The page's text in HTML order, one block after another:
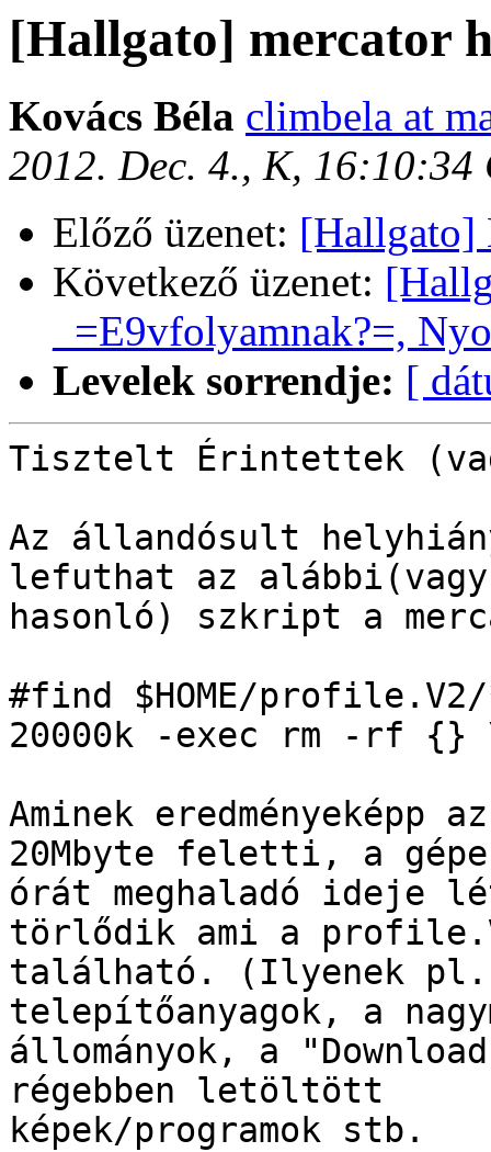
[Hallgato] mercator
Kovács Béla climbela at
2012. Dec. 4., K, 16:10:34
Előző üzenet: [Hallgato]
Következő üzenet:
_=E9vfolyamnak?=,
Levelek sorrendje: [
Tisztelt Érintettek
Az állandósult
lefuthat az
hasonló) szkript a
#find $HOME/
20000k -exec rm -rf
Aminek
20Mbyte feletti, a
órát meghaladó ideje
törlődik ami a
található. (Ilyenek
telepítőanyagok, a
állományok, a
régebben letöltött
képek/programok stb.